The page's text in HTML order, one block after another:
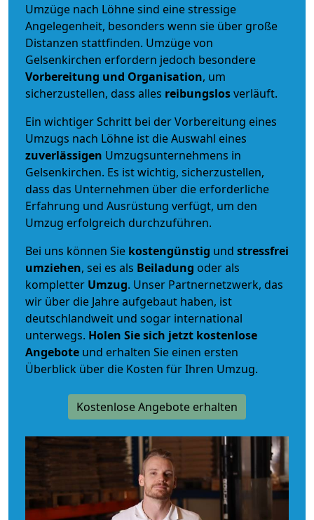
Umzüge nach Löhne sind eine stressige
Angelegenheit, besonders wenn sie über große
Distanzen stattfinden. Umzüge von
Gelsenkirchen erfordern jedoch besondere
Vorbereitung und Organisation, um
sicherzustellen, dass alles reibungslosverläuft.
Ein wichtiger Schritt bei der Vorbereitung eines
Umzugs nach Löhne ist die Auswahl eines
zuverlässigen Umzugsunternehmens in
Gelsenkirchen. Es ist wichtig, sicherzustellen,
dass das Unternehmen über die erforderliche
Erfahrung und Ausrüstung verfügt, um den
Umzug erfolgreich durchzuführen.
Bei uns können Sie kostengünstig und stressfrei
umziehen, sei es als Beiladung oder als
kompletter Umzug. Unser Partnernetzwerk, das
wir über die Jahre aufgebaut haben, ist
deutschlandweit und sogar international
unterwegs. Holen Sie sich jetzt kostenlose
Angebote und erhalten Sie einen ersten
Überblick über die Kosten für Ihren Umzug.
Kostenlose Angebote erhalten